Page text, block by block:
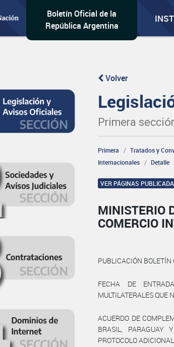
Boletín Oficial de la
República Argentina
Volver
Primera
Primera
Tratados y
Internacionales
Detalle
VER PÁGINAS
MINISTERIO
COMERCIO
PUBLICACIÓN
FECHA DE
MULTILATERALES QUE
ACUERDO DE
BRASIL, PARAGUAY
PROTOCOLO